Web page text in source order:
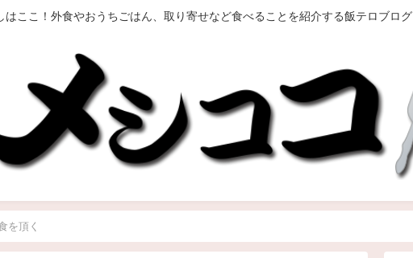
はここ！外食やおうちごはん、取り寄せなど食べることを紹介する飯テロブログ
を頂く